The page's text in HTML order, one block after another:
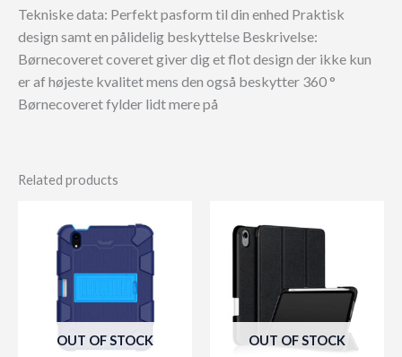
Tekniske data: Perfekt pasform til din enhed Praktisk
design samt en pålidelig beskyttelse Beskrivelse:
Børnecoveret coveret giver dig et flot design der ikke kun
er af højeste kvalitet mens den også beskytter 360 °
Børnecoveret fylder lidt mere på
Related products
OUT OF STOCK OUT OF STOCK